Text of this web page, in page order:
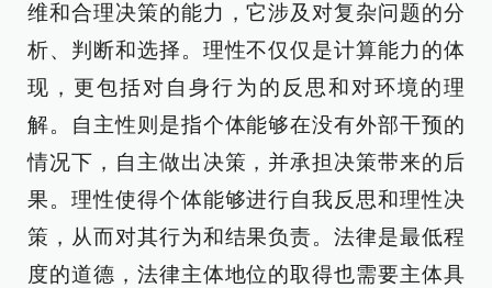
维和合理决策的能力，它涉及对复杂问题的分
析、判断和选择。理性不仅仅是计算能力的体
现，更包括对自身行为的反思和对环境的理
解。自主性则是指个体能够在没有外部干预的
情况下，自主做出决策，并承担决策带来的后
果。理性使得个体能够进行自我反思和理性决
策，从而对其行为和结果负责。法律是最低程
度的道德，法律主体地位的取得也需要主体具